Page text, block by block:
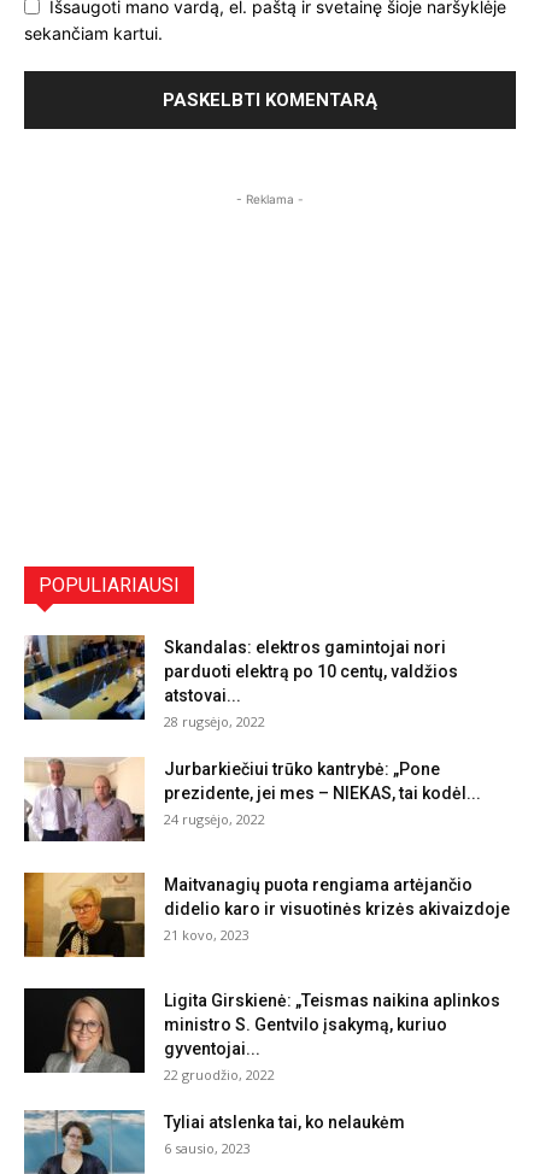
Išsaugoti mano vardą, el. paštą ir svetainę šioje naršyklėje
sekančiam kartui.
- Reklama -
POPULIARIAUSI
Skandalas: elektros gamintojai nori
parduoti elektrą po 10 centų, valdžios
atstovai...
28 rugsėjo, 2022
Jurbarkiečiui trūko kantrybė: „Pone
prezidente, jei mes – NIEKAS, tai kodėl...
24 rugsėjo, 2022
Maitvanagių puota rengiama artėjančio
didelio karo ir visuotinės krizės akivaizdoje
21 kovo, 2023
Ligita Girskienė: „Teismas naikina aplinkos
ministro S. Gentvilo įsakymą, kuriuo
gyventojai...
22 gruodžio, 2022
Tyliai atslenka tai, ko nelaukėm
6 sausio, 2023